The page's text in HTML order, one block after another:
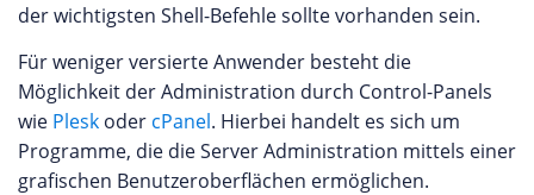
der wichtigsten Shell-Befehle sollte vorhanden sein.
Für weniger versierte Anwender besteht die
Möglichkeit der Administration durch Control-Panels
wie Plesk oder cPanel. Hierbei handelt es sich um
Programme, die die Server Administration mittels einer
grafischen Benutzeroberflächen ermöglichen.